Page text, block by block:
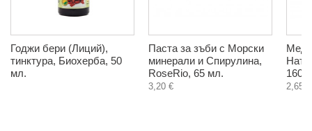
Годжи бери (Лиций),
тинктура, Биохерба, 50
мл.
Паста за зъби с Морски
минерали и Спирулина,
RoseRio, 65 мл.
3,20 €
160
2,65 €